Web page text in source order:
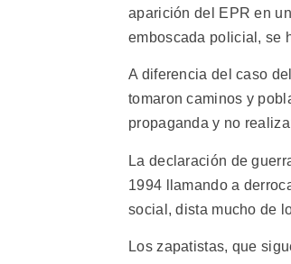
aparición del EPR en
emboscada policial, se
A diferencia del caso
tomaron caminos y
propaganda y no
La declaración de
1994 llamando a
social, dista mucho de
Los zapatistas, que